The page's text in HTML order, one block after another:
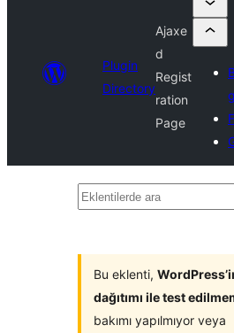
Plugin
Directory
Ajaxe
d
Regist
ration
Page
Eklentilerde
Bu eklenti,
dağıtımı ile test
bakımı yapılmıyor veya